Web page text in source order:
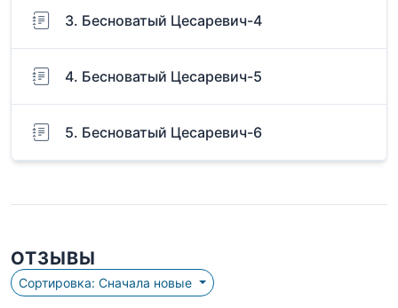
3. Бесноватый Цесаревич-4
4. Бесноватый Цесаревич-5
5. Бесноватый Цесаревич-6
ОТЗЫВЫ
Сортировка: Сначала новые